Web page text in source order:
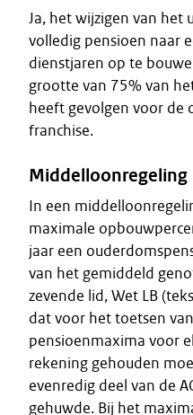
Ja, het wijzigen van het
volledig pensioen naar
dienstjaren op te
grootte van 75% van
heeft gevolgen voor de
franchise.
Middelloonregeling
In een
maximale
jaar een
van het gemiddeld
zevende lid, Wet LB
dat voor het toetsen
pensioenmaxima voor
rekening gehouden
evenredig deel van de
gehuwde. Bij het